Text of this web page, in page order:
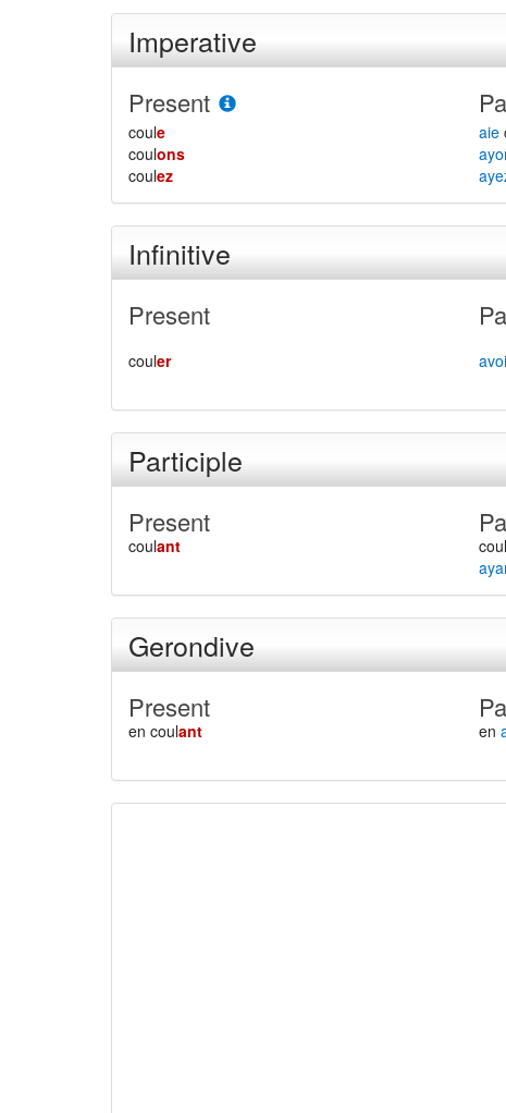
Imperative
Present
coule
coulons
coulez
aie
Infinitive
Present
couler
Participle
Present
coulant
Gerondive
Present
en coulant en